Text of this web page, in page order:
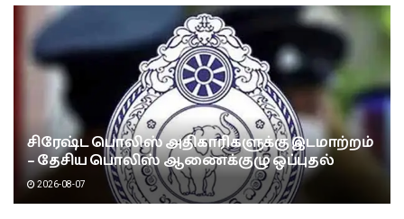
சிரேஷ்ட பொலிஸ் அதிகாரிகளுக்கு இடமாற்றம்
– தேசிய பொலிஸ் ஆணைக்குழு ஒப்புதல்
2026-08-07